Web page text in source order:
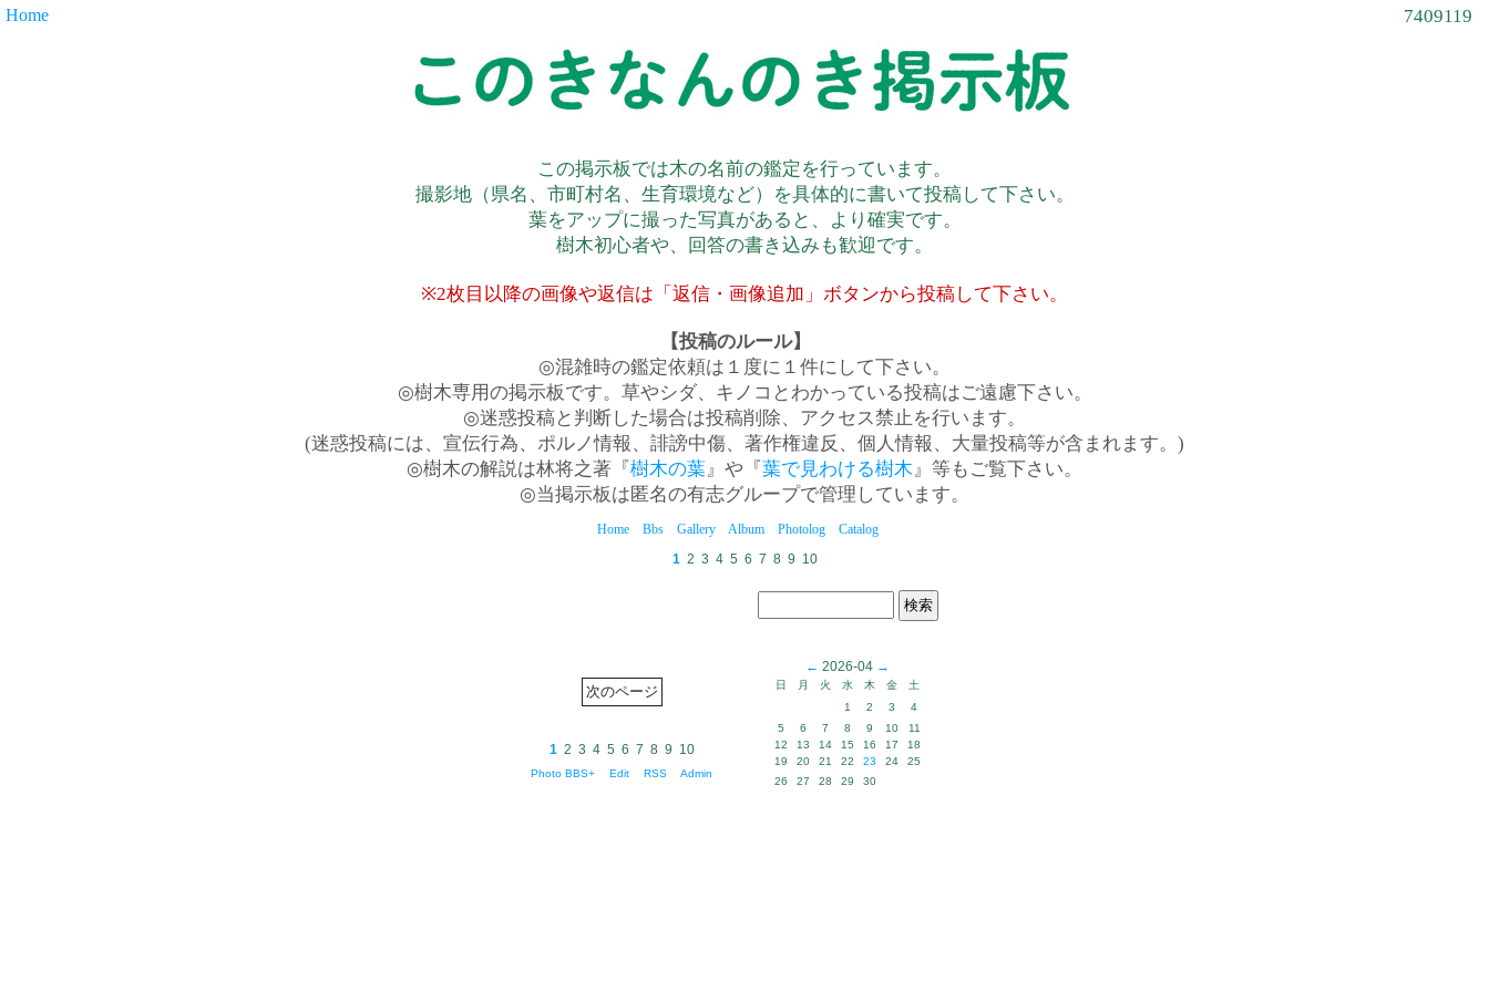
Home 7409119
この掲示板では木の名前の鑑定を行っています。
撮影地（県名、市町村名、生育環境など）を具体的に書いて投稿して下さい。
葉をアップに撮った写真があると、より確実です。
樹木初心者や、回答の書き込みも歓迎です。
※2枚目以降の画像や返信は「返信・画像追加」ボタンから投稿して下さい。
【投稿のルール】
◎混雑時の鑑定依頼は１度に１件にして下さい。
◎樹木専用の掲示板です。草やシダ、キノコとわかっている投稿はご遠慮下さい。
◎迷惑投稿と判断した場合は投稿削除、アクセス禁止を行います。
(迷惑投稿には、宣伝行為、ポルノ情報、誹謗中傷、著作権違反、個人情報、大量投稿等が含まれます。)
◎樹木の解説は林将之著『樹木の葉』や『葉で見わける樹木』等もご覧下さい。
◎当掲示板は匿名の有志グループで管理しています。
Home Bbs Gallery Album Photolog
Catalog
1 2 3 4 5 6 7 8 9 10
1 2 3 4 5 6 7 8 9 10
Photo BBS+ Edit RSS Admin
← 2026-04 →
日 月 火 水 木 金
土
1
2 3
4
5
6 7 8 9 10
11
12
13 14 15 16 17
18
19
20 21 22 23 24
25
26
27 28 29 30